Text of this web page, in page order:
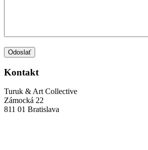
Odoslať
Kontakt
Turuk & Art Collective
Zámocká 22
811 01 Bratislava